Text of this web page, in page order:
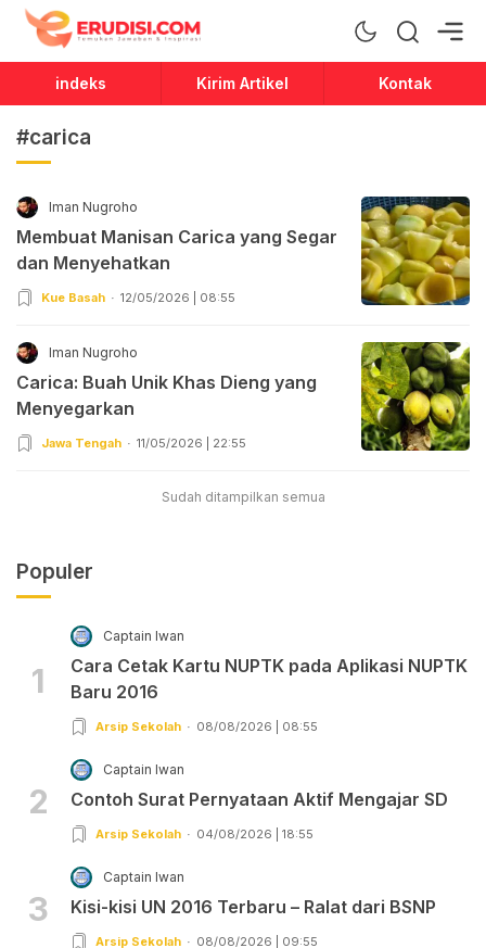
Erudisi
Temukan Jawaban dan Inspirasi
indeks Kirim Artikel Kontak
#carica
Iman Nugroho
Membuat Manisan Carica yang Segar
dan Menyehatkan
Kue Basah 12/05/2026 | 08:55
Iman Nugroho
Carica: Buah Unik Khas Dieng yang
Menyegarkan
Jawa Tengah 11/05/2026 | 22:55
Sudah ditampilkan semua
Populer
1
Captain Iwan
Cara Cetak Kartu NUPTK pada Aplikasi NUPTK
Baru 2016
Arsip Sekolah 08/08/2026 | 08:55
2
Captain Iwan
Contoh Surat Pernyataan Aktif Mengajar SD
Arsip Sekolah 04/08/2026 | 18:55
3
Captain Iwan
Kisi-kisi UN 2016 Terbaru – Ralat dari BSNP
Arsip Sekolah 08/08/2026 | 09:55